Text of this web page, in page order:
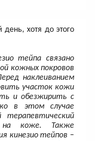
хотя до этого
тейпа связано
кожных покровов
наклеиванием
участок кожи
и обезжирить с
в этом случае
коже. Также
кинезио тейпов –